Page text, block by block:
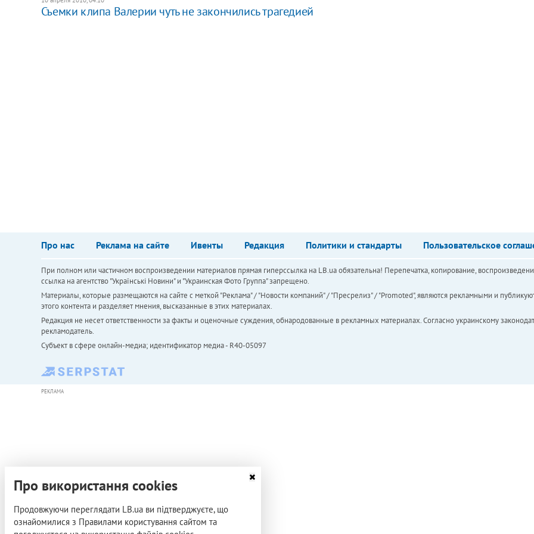
Съемки клипа Валерии чуть не закончились трагедией
Про нас Реклама на сайте Ивенты Редакция Политики и стандарты Пользовательское
При полном или частичном воспроизведении материалов прямая гиперссылка на LB.ua обязательна! Перепечатка, копирование,
ссылка на агентство "Українськi Новини" и "Украинская Фото Группа" запрещено.
Материалы, которые размещаются на сайте с меткой "Реклама" / "Новости компаний" / "Пресрелиз" / "Promoted", являются рекламными и
этого контента и разделяет мнения, высказанные в этих материалах.
Редакция не несет ответственности за факты и оценочные суждения, обнародованные в рекламных материалах. Согласно украинскому
рекламодатель.
Субъект в сфере онлайн-медиа; идентификатор медиа - R40-05097
РЕКЛАМА
Про використання cookies
Продовжуючи переглядати LB.ua ви підтверджуєте, що
ознайомилися з Правилами користування сайтом та